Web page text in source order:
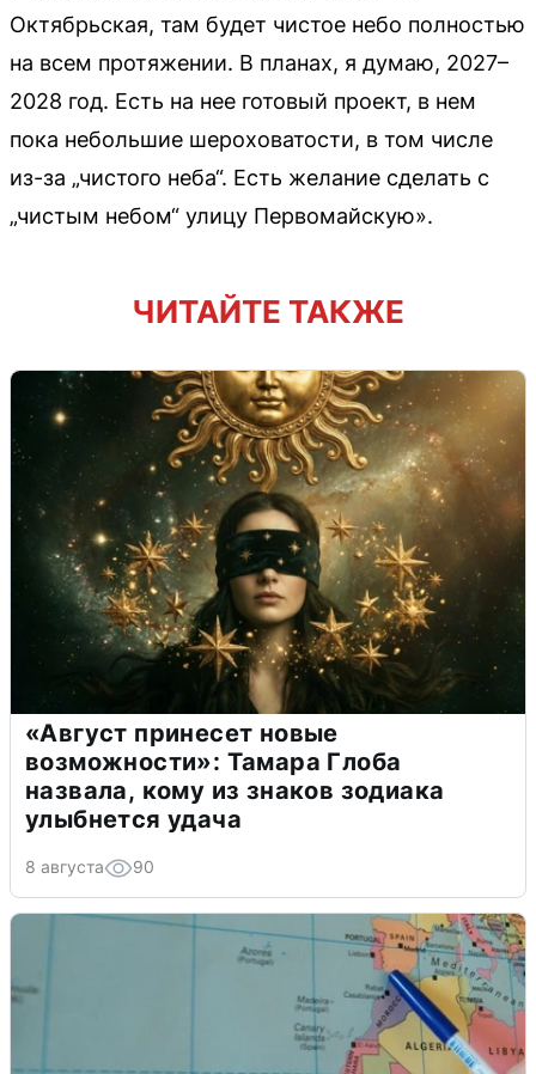
Октябрьская, там будет чистое небо полностью
на всем протяжении. В планах, я думаю, 2027–
2028 год. Есть на нее готовый проект, в нем
пока небольшие шероховатости, в том числе
из-за „чистого неба“. Есть желание сделать с
„чистым небом“ улицу Первомайскую».
ЧИТАЙТЕ ТАКЖЕ
«Август принесет новые
возможности»: Тамара Глоба
назвала, кому из знаков зодиака
улыбнется удача
8 августа 90